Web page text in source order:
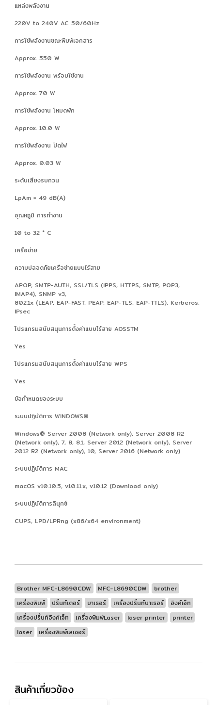
แหล่งพลังงาน
220V to 240V AC 50/60Hz
การใช้พลังงานขณะพิมพ์เอกสาร
Approx. 550 W
การใช้พลังงาน พร้อมใช้งาน
Approx. 70 W
การใช้พลังงาน โหมดพัก
Approx. 10.0 W
การใช้พลังงาน ปิดไฟ
Approx. 0.03 W
ระดับเสียงรบกวน
LpAm = 49 dB(A)
อุณหภูมิ การทำงาน
10 to 32 ° C
เครือข่าย
ความปลอดภัยเครือข่ายแบบไร้สาย
APOP, SMTP-AUTH, SSL/TLS (IPPS, HTTPS, SMTP, POP3,
IMAP4), SNMP v3,
802.1x (LEAP, EAP-FAST, PEAP, EAP-TLS, EAP-TTLS), Kerberos,
IPsec
โปรแกรมสนับสนุนการตั้งค่าแบบไร้สาย AOSSTM
Yes
โปรแกรมสนับสนุนการตั้งค่าแบบไร้สาย WPS
Yes
ข้อกำหนดของระบบ
ระบบปฏิบัติการ WINDOWS®
Windows® Server 2008 (Network only), Server 2008 R2
(Network only), 7, 8, 8.1, Server 2012 (Network only), Server
2012 R2 (Network only), 10, Server 2016 (Network only)
ระบบปฏิบัติการ MAC
macOS v10.10.5, v10.11.x, v10.12 (Download only)
ระบบปฏิบัติการลินุกซ์
CUPS, LPD/LPRng (x86/x64 environment)
Brother MFC-L8690CDW MFC-L8690CDW
brother
เครื่องพิมพ์
ปริ้นท์เตอร์ บาเธอร์ เครื่องปริ้นท์บาเธอร์
อิงค์เจ็ท
เครื่องปริ้นท์อิงค์เจ็ท
เครื่องพิมพ์Laser laser printer
printer
laser
เครื่องพิมพ์เลเซอร์
สินค้าเกี่ยวข้อง